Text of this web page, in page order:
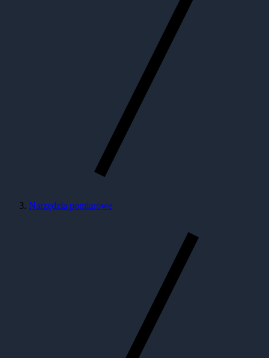
Narzędzia pomiarowe